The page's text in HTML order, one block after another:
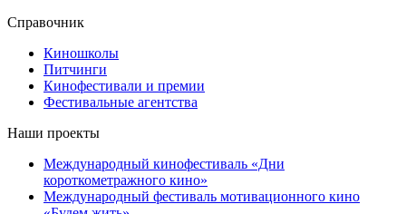
Справочник
Киношколы
Питчинги
Кинофестивали и премии
Фестивальные агентства
Наши проекты
Международный кинофестиваль «Дни
короткометражного кино»
Международный фестиваль мотивационного кино